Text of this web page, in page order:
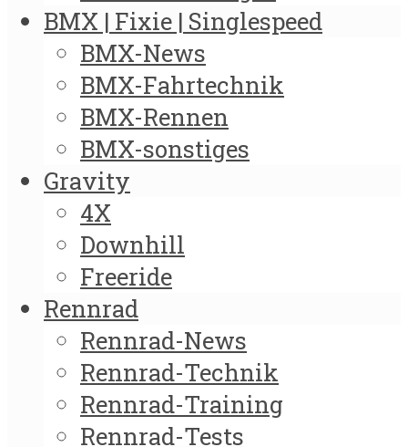
BMX | Fixie | Singlespeed
BMX-News
BMX-Fahrtechnik
BMX-Rennen
BMX-sonstiges
Gravity
4X
Downhill
Freeride
Rennrad
Rennrad-News
Rennrad-Technik
Rennrad-Training
Rennrad-Tests